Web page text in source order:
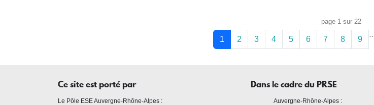
page 1 sur 22
1 2 3 4 5 6 7 8 9
Ce site est porté par
Le Pôle ESE Auvergne-Rhône-Alpes :
Dans le cadre du PRSE
Auvergne-Rhône-Alpes :